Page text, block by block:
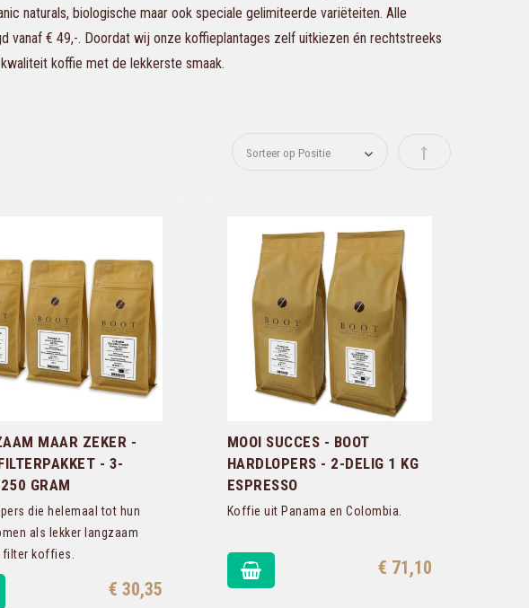
naturals, biologische maar ook speciale gelimiteerde variëteiten. Alle
vanaf € 49,-. Doordat wij onze koffieplantages zelf uitkiezen én rechtstreeks
koffie met de lekkerste smaak.
Van hoog naar
MAAR ZEKER -
- 3-
GRAM
die helemaal tot hun
als lekker langzaam
koffies.
€ 30,35
MOOI SUCCES - BOOT
HARDLOPERS - 2-DELIG 1 KG
ESPRESSO
Koffie uit Panama en Colombia.
€ 71,10